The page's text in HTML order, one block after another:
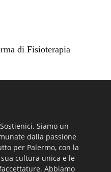
di Fisioterapia
Siamo un
dalla passione
per Palermo, con la
cultura unica e le
Abbiamo